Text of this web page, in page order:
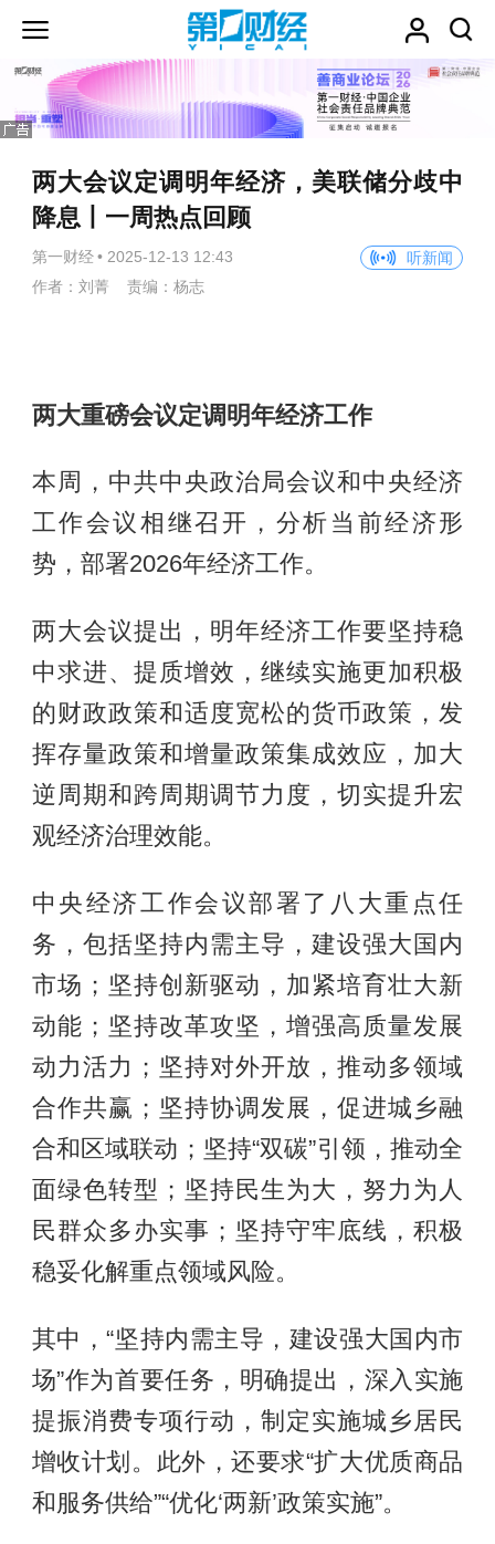
两大会议定调明年经济，美联储分歧中
降息丨一周热点回顾
第一财经 • 2025-12-13 12:43
听新闻
作者：刘菁 责编：杨志
两大重磅会议定调明年经济工作
本周，中共中央政治局会议和中央经济
工作会议相继召开，分析当前经济形
势，部署2026年经济工作。
两大会议提出，明年经济工作要坚持稳
中求进、提质增效，继续实施更加积极
的财政政策和适度宽松的货币政策，发
挥存量政策和增量政策集成效应，加大
逆周期和跨周期调节力度，切实提升宏
观经济治理效能。
中央经济工作会议部署了八大重点任
务，包括坚持内需主导，建设强大国内
市场；坚持创新驱动，加紧培育壮大新
动能；坚持改革攻坚，增强高质量发展
动力活力；坚持对外开放，推动多领域
合作共赢；坚持协调发展，促进城乡融
合和区域联动；坚持“双碳”引领，推动全
面绿色转型；坚持民生为大，努力为人
民群众多办实事；坚持守牢底线，积极
稳妥化解重点领域风险。
其中，“坚持内需主导，建设强大国内市
场”作为首要任务，明确提出，深入实施
提振消费专项行动，制定实施城乡居民
增收计划。此外，还要求“扩大优质商品
和服务供给”“优化‘两新’政策实施”。